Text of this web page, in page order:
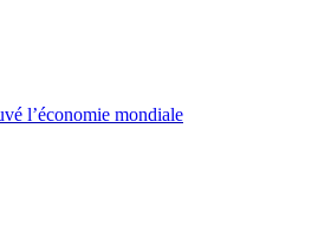
l’économie mondiale